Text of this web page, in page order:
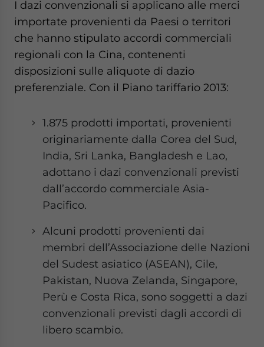
I dazi convenzionali si applicano alle merci
importate provenienti da Paesi o territori
che hanno stipulato accordi commerciali
regionali con la Cina, contenenti
disposizioni sulle aliquote di dazio
preferenziale. Con il Piano tariffario 2013:
1.875 prodotti importati, provenienti
originariamente dalla Corea del Sud,
India, Sri Lanka, Bangladesh e Lao,
adottano i dazi convenzionali previsti
dall’accordo commerciale Asia-
Pacifico.
Alcuni prodotti provenienti dai
membri dell’Associazione delle Nazioni
del Sudest asiatico (ASEAN), Cile,
Pakistan, Nuova Zelanda, Singapore,
Perù e Costa Rica, sono soggetti a dazi
convenzionali previsti dagli accordi di
libero scambio.